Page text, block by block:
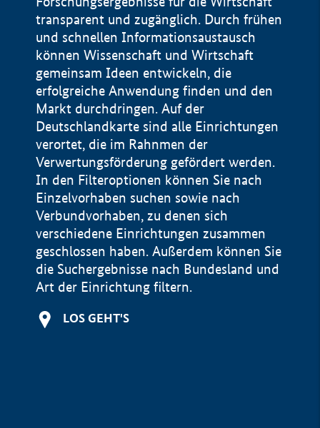
transparent und zugänglich. Durch frühen
und schnellen Informationsaustausch
können Wissenschaft und Wirtschaft
gemeinsam Ideen entwickeln, die
erfolgreiche Anwendung finden und den
Markt durchdringen. Auf der
Deutschlandkarte sind alle Einrichtungen
verortet, die im Rahnmen der
Verwertungsförderung gefördert werden.
In den Filteroptionen können Sie nach
Einzelvorhaben suchen sowie nach
Verbundvorhaben, zu denen sich
verschiedene Einrichtungen zusammen
geschlossen haben. Außerdem können Sie
die Suchergebnisse nach Bundesland und
Art der Einrichtung filtern.
LOS GEHT'S